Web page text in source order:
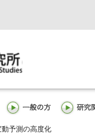
予測の高度化